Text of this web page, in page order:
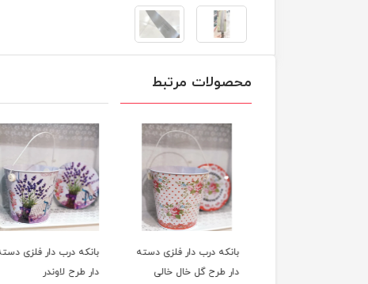
محصولات مرتبط
بانکه درب دار فلزی دسته
دار طرح گل خال خالی
بانکه درب دار فلزی
دار طرح لاوندر